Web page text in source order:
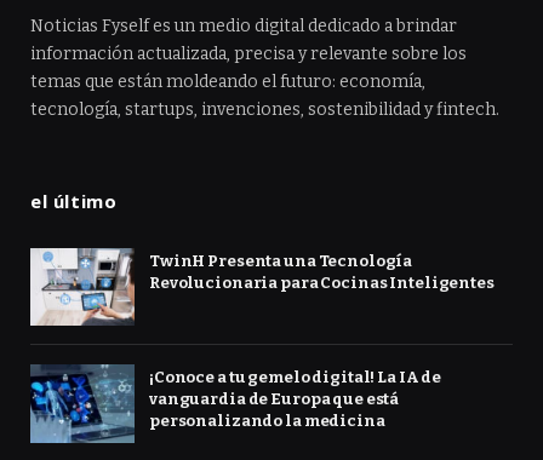
Noticias Fyself es un medio digital dedicado a brindar
información actualizada, precisa y relevante sobre los
temas que están moldeando el futuro: economía,
tecnología, startups, invenciones, sostenibilidad y fintech.
el último
TwinH Presenta una Tecnología
Revolucionaria para Cocinas Inteligentes
¡Conoce a tu gemelo digital! La IA de
vanguardia de Europa que está
personalizando la medicina